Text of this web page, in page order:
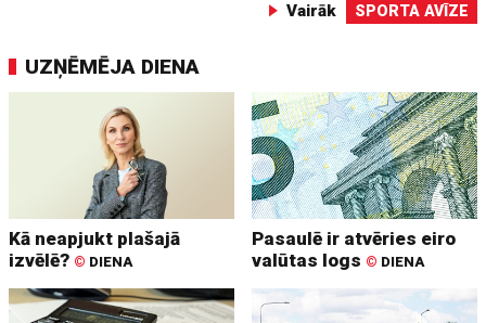
Vairāk SPORTA AVĪZE
UZŅĒMĒJA DIENA
Kā neapjukt plašajā
izvēlē? © DIENA
Pasaulē ir atvēries eiro
valūtas logs © DIENA